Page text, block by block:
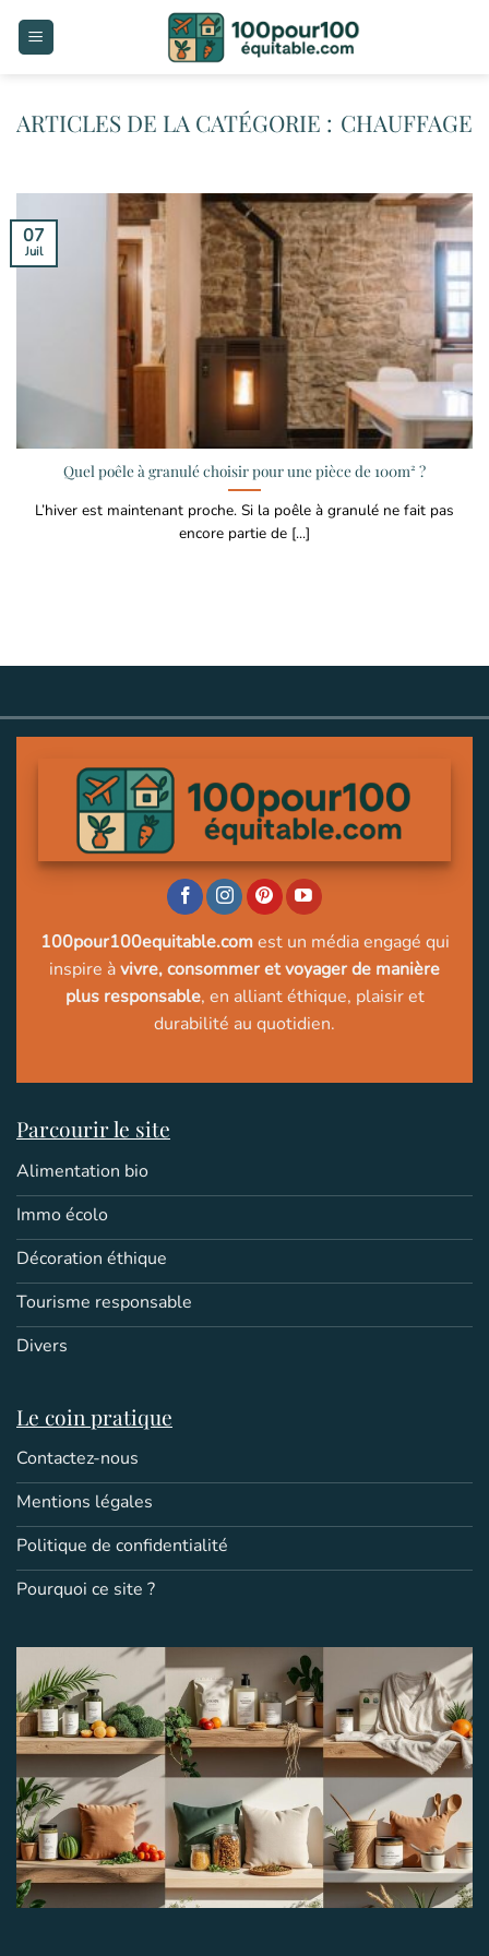
CHAUFFAGE
Quel poêle à granulé choisir pour une pièce de 100m² ?
L’hiver est maintenant proche. Si la poêle à granulé ne fait pas
encore partie de [...]
07
Juil
100pour100equitable.comest un média engagé qui
inspire àvivre, consommer et voyager de manière
plus responsable, en alliant éthique, plaisir et
durabilité au quotidien.
Parcourir le site
Alimentation bio
Immo écolo
Décoration éthique
Tourisme responsable
Divers
Le coin pratique
Contactez-nous
Mentions légales
Politique de confidentialité
Pourquoi ce site ?